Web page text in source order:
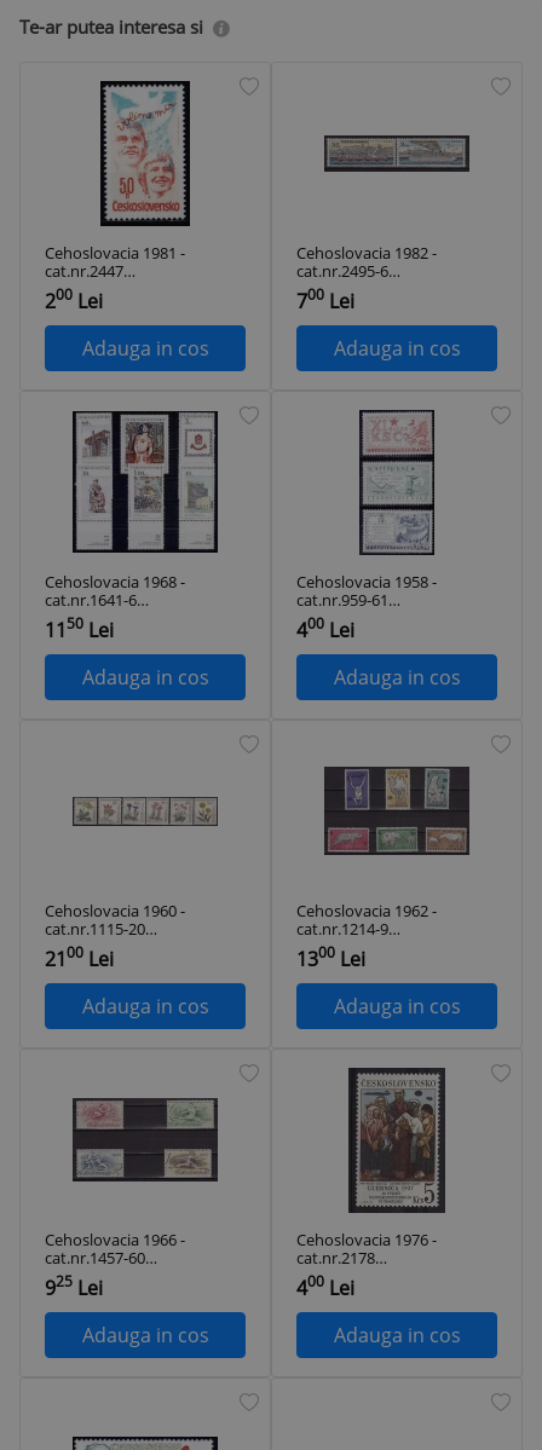
Te-ar putea interesa si
Cehoslovacia 1981 -
cat.nr.2447
neuzat,perfecta
stare
200 Lei
Adauga in cos
Cehoslovacia 1982 -
cat.nr.2495-6
neuzat,perfecta
stare
700 Lei
Adauga in cos
Cehoslovacia 1968 -
cat.nr.1641-6
neuzat,perfecta
stare
1150 Lei
Adauga in cos
Cehoslovacia 1958 -
cat.nr.959-61
neuzat,perfecta
stare
400 Lei
Adauga in cos
Cehoslovacia 1960 -
cat.nr.1115-20
neuzat,perfecta
stare
2100 Lei
Adauga in cos
Cehoslovacia 1962 -
cat.nr.1214-9
neuzat,perfecta
stare
1300 Lei
Adauga in cos
Cehoslovacia 1966 -
cat.nr.1457-60
neuzat,perfecta
stare
925 Lei
Adauga in cos
Cehoslovacia 1976 -
cat.nr.2178
neuzat,perfecta
stare
400 Lei
Adauga in cos